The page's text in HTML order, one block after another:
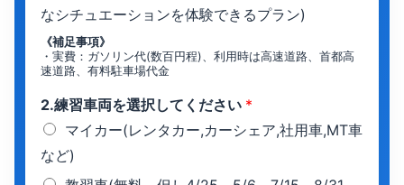
なシチュエーションを体験できるプラン)
《補足事項》
・実費：ガソリン代(数百円程)、利用時は高速道路、首都高
速道路、有料駐車場代金
2.練習車両を選択してください *
マイカー(レンタカー,カーシェア,社用車,MT車
など)